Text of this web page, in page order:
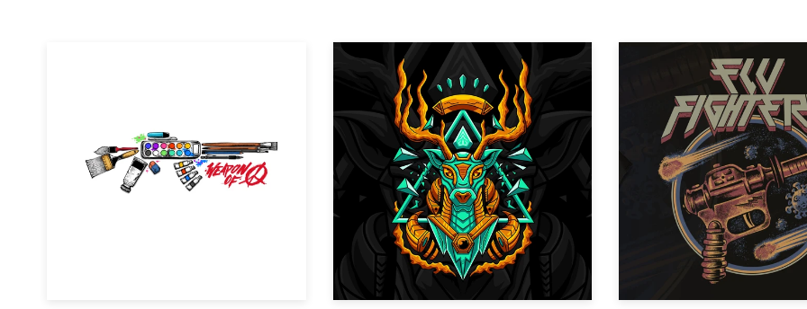
Overig web- of app-ontwerp
Bedrijf en reclame
Kaart, flyer, of print
Infographic
Voertuigwrap